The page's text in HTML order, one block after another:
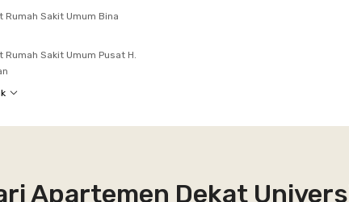
Rumah Sakit Umum Bina
Sakit Umum Pusat H.
Apartemen Dekat